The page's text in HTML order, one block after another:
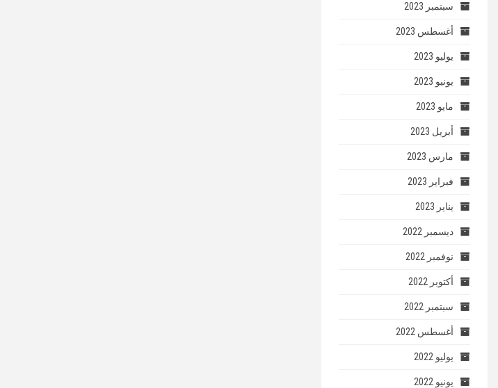
سبتمبر 2023
أغسطس 2023
يوليو 2023
يونيو 2023
مايو 2023
أبريل 2023
مارس 2023
فبراير 2023
يناير 2023
ديسمبر 2022
نوفمبر 2022
أكتوبر 2022
سبتمبر 2022
أغسطس 2022
يوليو 2022
يونيو 2022